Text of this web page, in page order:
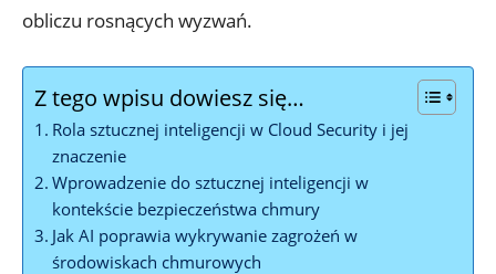
obliczu rosnących wyzwań.
Z tego wpisu dowiesz się…
Rola sztucznej inteligencji w ‌Cloud⁤ Security i jej
znaczenie
Wprowadzenie do sztucznej inteligencji w
kontekście bezpieczeństwa chmury
Jak AI poprawia wykrywanie zagrożeń w
⁤środowiskach‍ chmurowych